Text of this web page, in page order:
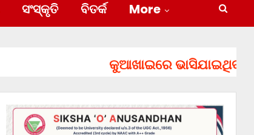
ସଂସ୍କୃତି ବିତର୍କ More
କୁଆଖାଇରେ ଭାସିଯାଇଥିବା ୨